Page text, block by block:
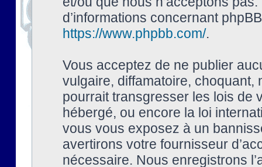
d’informations concernant
https://www.phpbb.com/.
Vous acceptez de ne publier
vulgaire, diffamatoire, choquant,
pourrait transgresser les lois de
hébergé, ou encore la loi
vous vous exposez à un
avertirons votre fournisseur
nécessaire. Nous enregistrons